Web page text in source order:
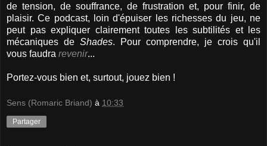
de tension, de souffrance, de frustration et, pour finir, de
plaisir. Ce podcast, loin d'épuiser les richesses du jeu, ne
peut pas expliquer clairement toutes les subtilités et les
mécaniques de Shades. Pour comprendre, je crois qu'il
vous faudra revenir...
Portez-vous bien et, surtout, jouez bien !
Sens (Romaric Briand) à 10:33
Partager